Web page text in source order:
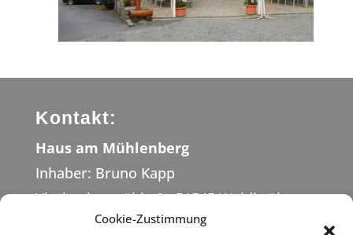
Cookie-Zustimmung
Kontakt:
Haus am Mühlenberg
Inhaber: Bruno Kapp
Vierbuchermühle 2 · 51545 Waldbröl